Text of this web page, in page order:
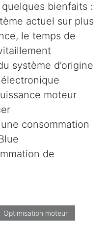
bienfaits :
actuel sur plus
le temps de
système d’origine
moteur
consommation
de
Optimisation moteur